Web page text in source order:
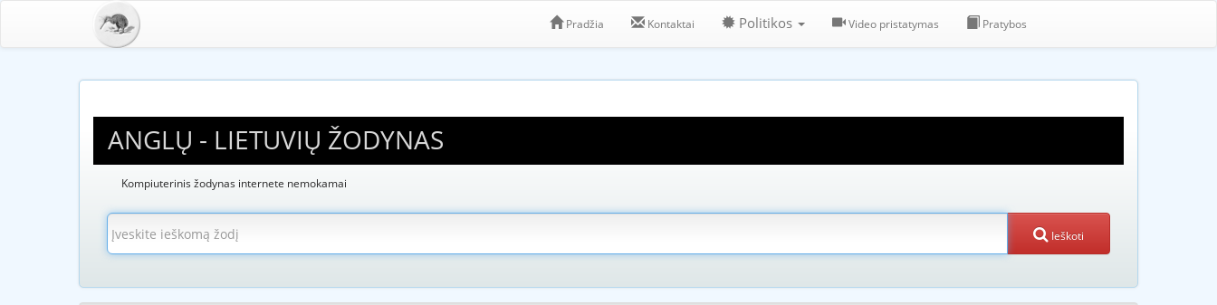
Pradžia Kontaktai Politikos Video pristatymas Pratybos
ANGLŲ - LIETUVIŲ ŽODYNAS
Kompiuterinis žodynas internete nemokamai
Ieškoti